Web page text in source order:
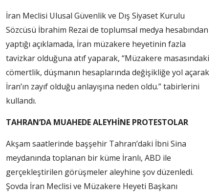
İran Meclisi Ulusal Güvenlik ve Dış Siyaset Kurulu
Sözcüsü İbrahim Rezai de toplumsal medya hesabından
yaptığı açıklamada, İran müzakere heyetinin fazla
tavizkar olduğuna atıf yaparak, “Müzakere masasındaki
cömertlik, düşmanın hesaplarında değişikliğe yol açarak
İran’ın zayıf olduğu anlayışına neden oldu.” tabirlerini
kullandı.
TAHRAN’DA MUAHEDE ALEYHİNE PROTESTOLAR
Akşam saatlerinde başşehir Tahran’daki İbni Sina
meydanında toplanan bir küme İranlı, ABD ile
gerçekleştirilen görüşmeler aleyhine şov düzenledi.
Şovda İran Meclisi ve Müzakere Heyeti Başkanı